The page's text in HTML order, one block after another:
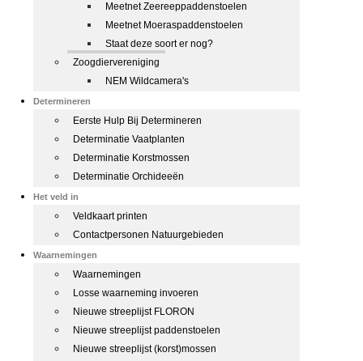
Meetnet Zeereeppaddenstoelen
Meetnet Moeraspaddenstoelen
Staat deze soort er nog?
Zoogdiervereniging
NEM Wildcamera's
Determineren
Eerste Hulp Bij Determineren
Determinatie Vaatplanten
Determinatie Korstmossen
Determinatie Orchideeën
Het veld in
Veldkaart printen
Contactpersonen Natuurgebieden
Waarnemingen
Waarnemingen
Losse waarneming invoeren
Nieuwe streeplijst FLORON
Nieuwe streeplijst paddenstoelen
Nieuwe streeplijst (korst)mossen